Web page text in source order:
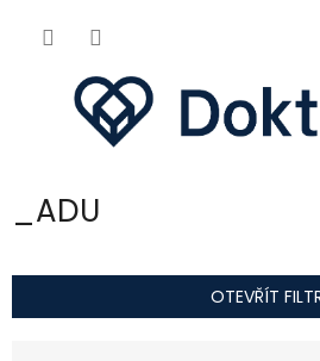
_ADU
OTEVŘÍT